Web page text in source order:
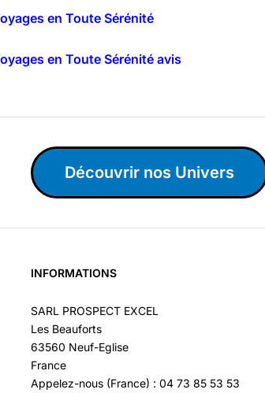
en Toute Sérénité
en Toute Sérénité avis
Découvrir nos Univers
INFORMATIONS
SARL PROSPECT EXCEL
Les Beauforts
63560 Neuf-Eglise
France
Appelez-nous (France) : 04 73 85 53 53